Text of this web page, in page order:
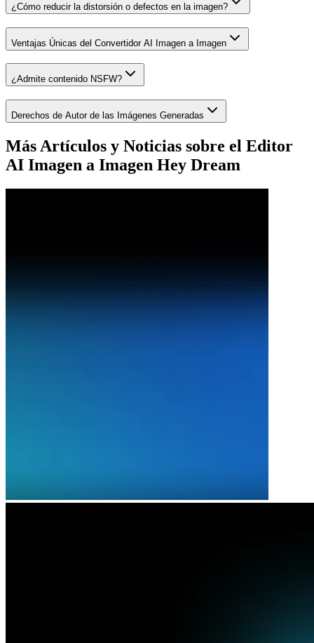
¿Cómo reducir la distorsión o defectos en la imagen?
Ventajas Únicas del Convertidor AI Imagen a Imagen
¿Admite contenido NSFW?
Derechos de Autor de las Imágenes Generadas
Más Artículos y Noticias sobre el Editor
AI Imagen a Imagen Hey Dream